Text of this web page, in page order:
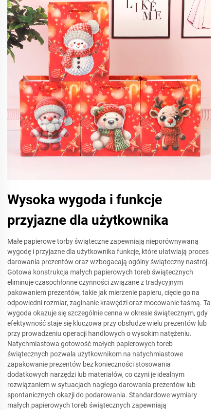
Wysoka wygoda i funkcje
przyjazne dla użytkownika
Małe papierowe torby świąteczne zapewniają nieporównywaną
wygodę i przyjazne dla użytkownika funkcje, które ułatwiają proces
darowania prezentów oraz wzbogacają ogólny świąteczny nastrój.
Gotowa konstrukcja małych papierowych toreb świątecznych
eliminuje czasochłonne czynności związane z tradycyjnym
pakowaniem prezentów, takie jak mierzenie papieru, cięcie go na
odpowiedni rozmiar, zaginanie krawędzi oraz mocowanie taśmą. Ta
wygoda okazuje się szczególnie cenna w okresie świątecznym, gdy
efektywność staje się kluczowa przy obsłudze wielu prezentów lub
przy prowadzeniu operacji handlowych o wysokim natężeniu.
Natychmiastowa gotowość małych papierowych toreb
świątecznych pozwala użytkownikom na natychmiastowe
zapakowanie prezentów bez konieczności stosowania
dodatkowych narzędzi lub materiałów, co czyni je idealnym
rozwiązaniem w sytuacjach nagłego darowania prezentów lub
spontanicznych okazji do podarowania. Standardowe wymiary
małych papierowych toreb świątecznych zapewniają